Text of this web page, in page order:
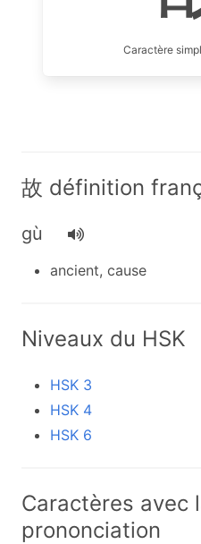
Caractère
故 définition
gù
ancient, cause
Niveaux du HSK
HSK 3
HSK 4
HSK 6
Caractères avec
prononciation